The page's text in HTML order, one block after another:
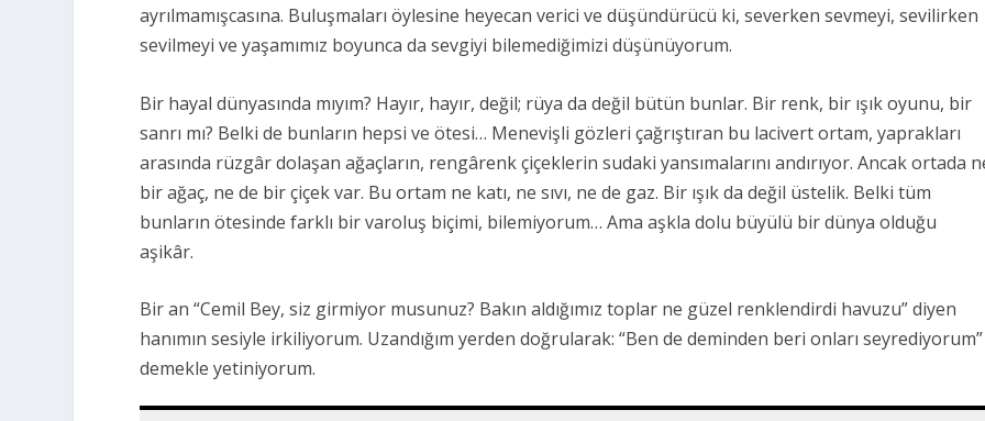
ayrılmamışcasına. Buluşmaları öylesine heyecan verici ve düşündürücü ki, severken sevmeyi, sevilirken
sevilmeyi ve yaşamımız boyunca da sevgiyi bilemediğimizi düşünüyorum.
Bir hayal dünyasında mıyım? Hayır, hayır, değil; rüya da değil bütün bunlar. Bir renk, bir ışık oyunu, bir
sanrı mı? Belki de bunların hepsi ve ötesi… Menevişli gözleri çağrıştıran bu lacivert ortam, yaprakları
arasında rüzgâr dolaşan ağaçların, rengârenk çiçeklerin sudaki yansımalarını andırıyor.Ancak ortada
bir ağaç, ne de bir çiçek var. Bu ortam ne katı, ne sıvı, ne de gaz. Bir ışık da değil üstelik. Belki tüm
bunların ötesinde farklı bir varoluş biçimi, bilemiyorum…Ama aşkla dolu büyülü bir dünya olduğu
aşikâr.
Bir an “Cemil Bey, siz girmiyor musunuz? Bakın aldığımız toplar ne güzel renklendirdi havuzu” diyen
hanımın sesiyle irkiliyorum. Uzandığım yerden doğrularak: “Ben de deminden beri onları seyrediyorum”
demekle yetiniyorum.